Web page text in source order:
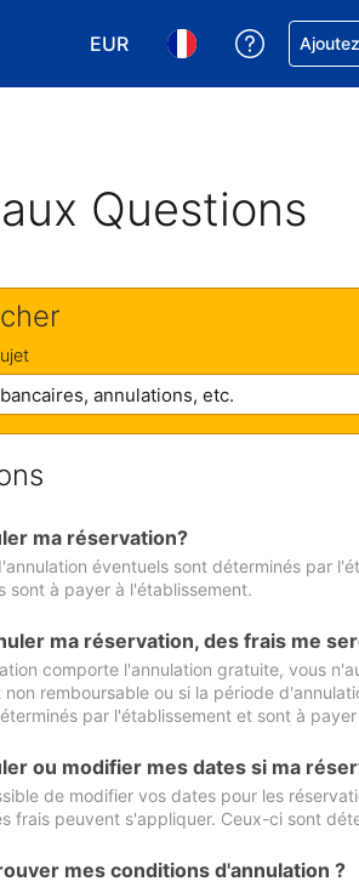
EUR
Choisissez votre devise.
Choisissez votre
Questions
ma réservation?
éventuels sont déterminés par
sont à payer à l'établissement.
ma réservation, des frais me
comporte l'annulation gratuite, vous
non remboursable ou si la période
par l'établissement et sont à
ou modifier mes dates si ma
de modifier vos dates pour les
frais peuvent s'appliquer. Ceux-ci sont
mes conditions d'annulation ?